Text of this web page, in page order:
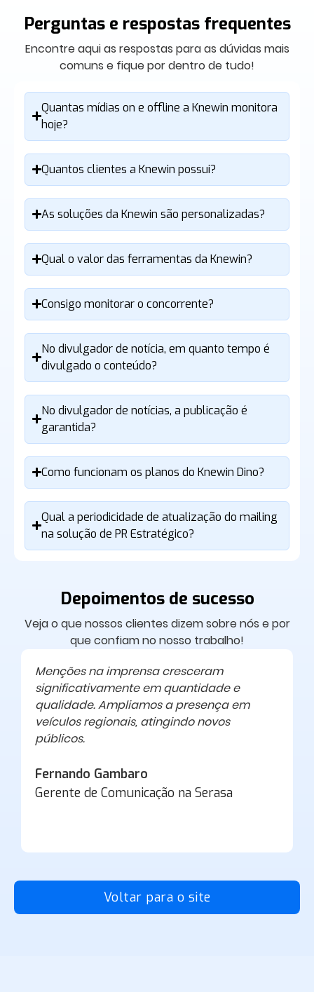
Perguntas e respostas frequentes
Encontre aqui as respostas para as dúvidas mais
comuns e fique por dentro de tudo!
Quantas mídias on e offline a Knewin monitora
hoje?
Quantos clientes a Knewin possui?
As soluções da Knewin são personalizadas?
Qual o valor das ferramentas da Knewin?
Consigo monitorar o concorrente?
No divulgador de notícia, em quanto tempo é
divulgado o conteúdo?
No divulgador de notícias, a publicação é
garantida?
Como funcionam os planos do Knewin Dino?
Qual a periodicidade de atualização do mailing
na solução de PR Estratégico?
Depoimentos de sucesso
Veja o que nossos clientes dizem sobre nós e por
que confiam no nosso trabalho!
Menções na imprensa cresceram
significativamente em quantidade e
qualidade. Ampliamos a presença em
veículos regionais, atingindo novos
públicos.
Fernando Gambaro
Gerente de Comunicação na Serasa
Voltar para o site